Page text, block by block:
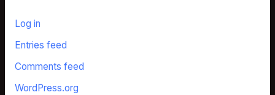
Log in
Entries feed
Comments feed
WordPress.org